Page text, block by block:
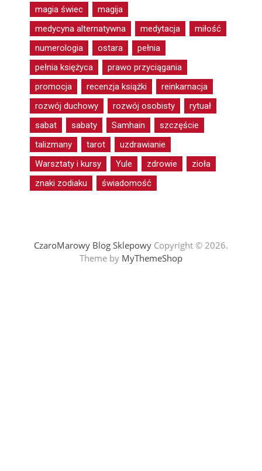
magia świec
magija
medycyna alternatywna
medytacja
miłość
numerologia
ostara
pełnia
pełnia księżyca
prawo przyciągania
promocja
recenzja książki
reinkarnacja
rozwój duchowy
rozwój osobisty
rytuał
sabat
sabaty Samhain
szczęście
talizmany
tarot
uzdrawianie
Warsztaty i kursy
Yule zdrowie
zioła
znaki zodiaku
świadomość
CzaroMarowy Blog SklepowyCopyright © 2026.
Theme by MyThemeShop